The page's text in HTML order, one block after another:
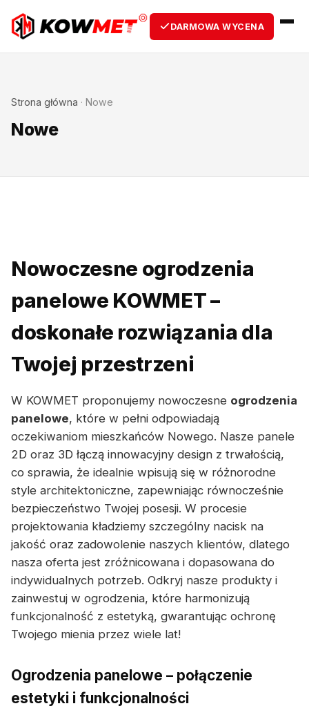
DARMOWA WYCENA
Strona główna · Nowe
Nowe
Nowoczesne ogrodzenia
panelowe KOWMET –
doskonałe rozwiązania dla
Twojej przestrzeni
W KOWMET proponujemy nowoczesne ogrodzenia
panelowe, które w pełni odpowiadają
oczekiwaniom mieszkańców Nowego. Nasze panele
2D oraz 3D łączą innowacyjny design z trwałością,
co sprawia, że idealnie wpisują się w różnorodne
style architektoniczne, zapewniając równocześnie
bezpieczeństwo Twojej posesji. W procesie
projektowania kładziemy szczególny nacisk na
jakość oraz zadowolenie naszych klientów, dlatego
nasza oferta jest zróżnicowana i dopasowana do
indywidualnych potrzeb. Odkryj nasze produkty i
zainwestuj w ogrodzenia, które harmonizują
funkcjonalność z estetyką, gwarantując ochronę
Twojego mienia przez wiele lat!
Ogrodzenia panelowe – połączenie
estetyki i funkcjonalności